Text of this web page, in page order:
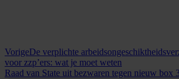
VorigeDe verplichte
voor zzp’ers: wat je moet weten
Raad van State uit bezwaren tegen nieuw box